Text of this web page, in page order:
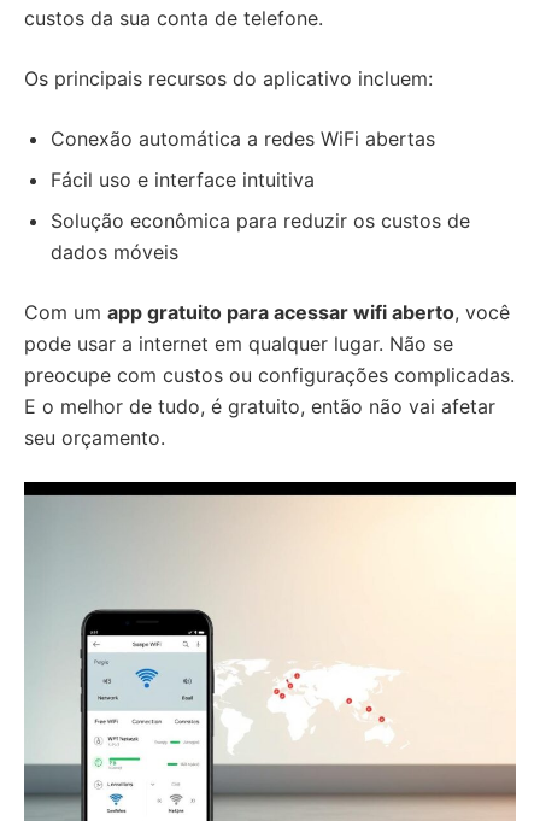
custos da sua conta de telefone.
Os principais recursos do aplicativo incluem:
Conexão automática a redes WiFi abertas
Fácil uso e interface intuitiva
Solução econômica para reduzir os custos de
dados móveis
Com um app gratuito para acessar wifi aberto, você
pode usar a internet em qualquer lugar. Não se
preocupe com custos ou configurações complicadas.
E o melhor de tudo, é gratuito, então não vai afetar
seu orçamento.